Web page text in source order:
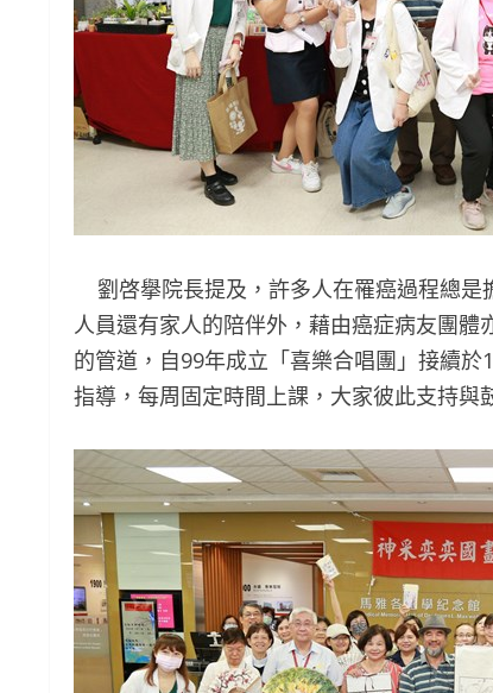
劉啓擧院長提及，許多人在罹癌過程總是
人員還有家人的陪伴外，藉由癌症病友團
的管道，自99年成立「喜樂合唱團」接續
指導，每周固定時間上課，大家彼此支持與